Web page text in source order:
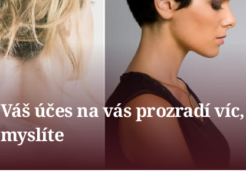
Váš účes na vás prozradí
myslíte